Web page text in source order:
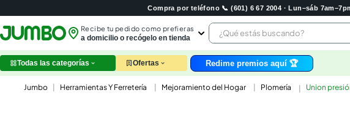
Compra por teléfono 📞 (601) 6 67 2004 · Lun–sáb
Recibe tu pedido como prefieras
a domicilio o recógelo en tienda
¿Qué estás buscando?
leche
huevos
Todas las categorías Ofertas Redime premios aquí 🏆
Herramientas Y Ferretería Mejoramiento del Hogar Plomería Union